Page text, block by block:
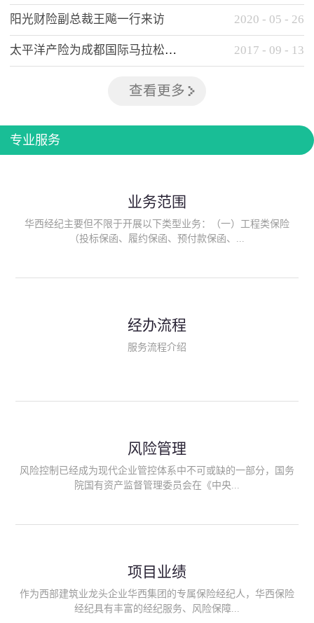
阳光财险副总裁王飚一行来访 2020 - 05 - 26
太平洋产险为成都国际马拉松提供全方位保险保障 2017 - 09 - 13
查看更多
专业服务
业务范围
华西经纪主要但不限于开展以下类型业务：（一）工程类保险
（投标保函、履约保函、预付款保函、...
险、政府公共安全责任保险/自然灾害公众责任保险、精神病监护
人责任险、首台套/首版次保险、科技保险等）；（三）传统财产
险产品；（六）保险招投标业务。随着业务的开展，华西经纪会
供专业、优质的保险经纪服务。
经办流程
服务流程介绍
风险管理
风险控制已经成为现代企业管控体系中不可或缺的一部分，国务
院国有资产监督管理委员会在《中央...
能够为客户降低风险管理成本，提高经营效率；能够为企业提供
从风险评估、风险分析、风险防范、风险转移到灾后防损、索赔
等全方位、全过程、专家式的服务，拓展和深化由保险公司提供
项目业绩
作为西部建筑业龙头企业华西集团的专属保险经纪人，华西保险
经纪具有丰富的经纪服务、风险保障...